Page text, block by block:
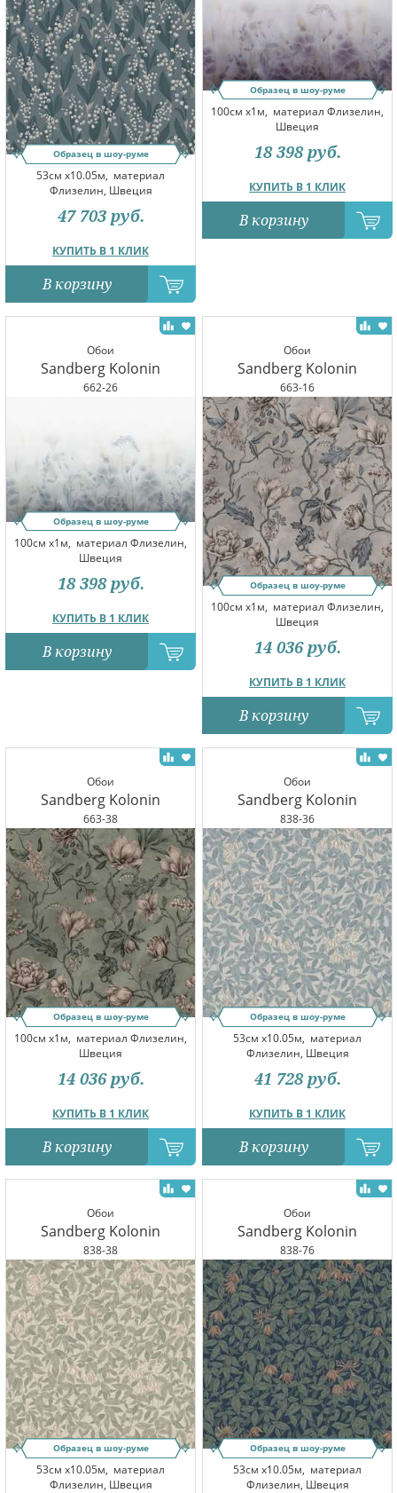
Образец в шоу-руме
53см x10.05м, материал
Флизелин, Швеция
КУПИТЬ В 1 КЛИК
47 703 руб.
В корзину
Образец в шоу-руме
100см x1м, материал Флизелин,
Швеция
КУПИТЬ В 1 КЛИК
18 398 руб.
В корзину
Обои
Sandberg Kolonin
662-26
Образец в шоу-руме
100см x1м, материал Флизелин,
Швеция
КУПИТЬ В 1 КЛИК
18 398 руб.
В корзину
Обои
Sandberg Kolonin
663-16
Образец в шоу-руме
100см x1м, материал Флизелин,
Швеция
КУПИТЬ В 1 КЛИК
14 036 руб.
В корзину
Обои
Sandberg Kolonin
663-38
Образец в шоу-руме
100см x1м, материал Флизелин,
Швеция
КУПИТЬ В 1 КЛИК
14 036 руб.
В корзину
Обои
Sandberg Kolonin
838-36
Образец в шоу-руме
53см x10.05м, материал
Флизелин, Швеция
КУПИТЬ В 1 КЛИК
41 728 руб.
В корзину
Обои
Sandberg Kolonin
838-38
Образец в шоу-руме
53см x10.05м, материал
Флизелин, Швеция
Обои
Sandberg Kolonin
838-76
Образец в шоу-руме
53см x10.05м, материал
Флизелин, Швеция